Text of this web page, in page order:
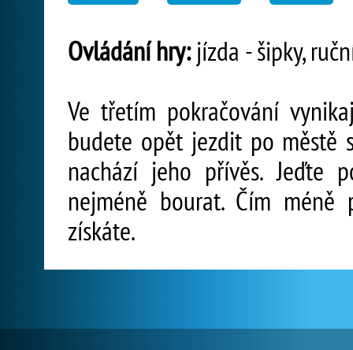
Ovládání hry:jízda - šipky,
Ve třetím pokračování
budete opět jezdit po městě
nachází jeho přívěs. Jeďte
nejméně bourat. Čím
získáte.